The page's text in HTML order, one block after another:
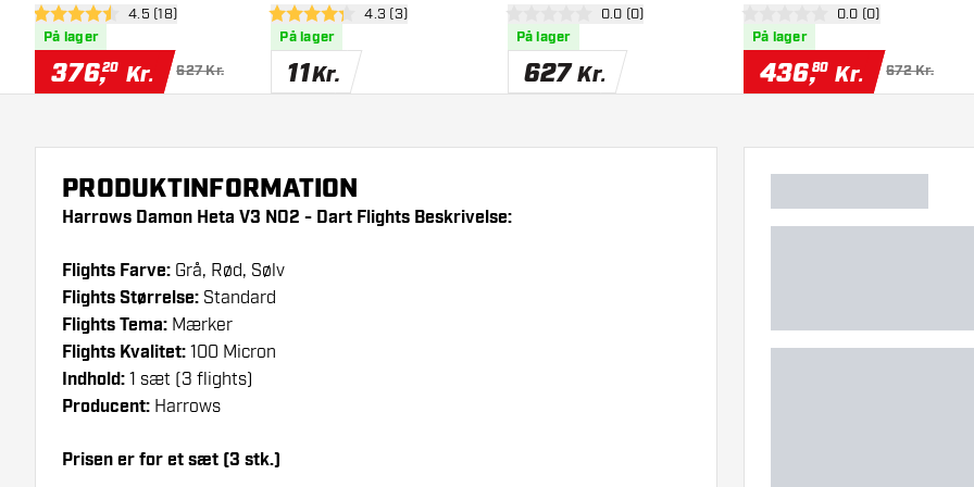
åbn anmeldelsespanel
4.5 bedømmelsesstjerner
4.5 (18)
På lager
376,20 Kr. 627 Kr.
åbn anmeldelsespanel
4.3 bedømmelsesstjerner
4.3 (3)
På lager
11Kr.
åbn anmeldelsespanel
0 bedømmelsesstjerner
0.0 (0)
På lager
627 Kr.
åbn
0 bedømmelsesstjerner
0.0 (0)
På lager
436,80 Kr. 672 Kr.
PRODUKTINFORMATION
Harrows Damon Heta V3 NO2 - Dart Flights Beskrivelse:
Flights Farve: Grå, Rød, Sølv
Flights Størrelse: Standard
Flights Tema: Mærker
Flights Kvalitet: 100 Micron
Indhold: 1 sæt (3 flights)
Producent: Harrows
Prisen er for et sæt (3 stk.)